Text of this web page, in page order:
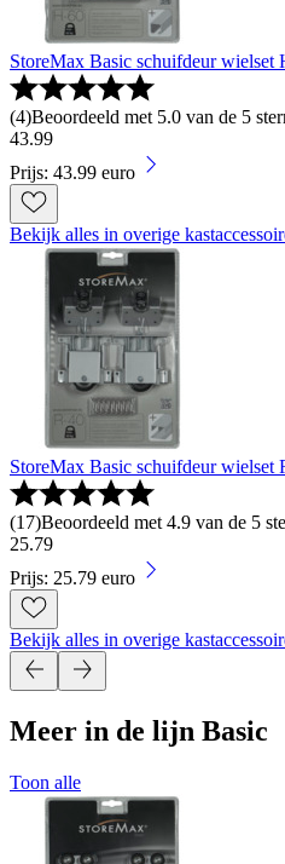
StoreMax Basic schuifdeur wielset
(4)Beoordeeld met 5.0 van de 5
43.99
Prijs: 43.99 euro
Bekijk alles in overige
StoreMax Basic schuifdeur wielset
(17)Beoordeeld met 4.9 van de 5
25.79
Prijs: 25.79 euro
Bekijk alles in overige
Meer in de lijn Basic
Toon alle